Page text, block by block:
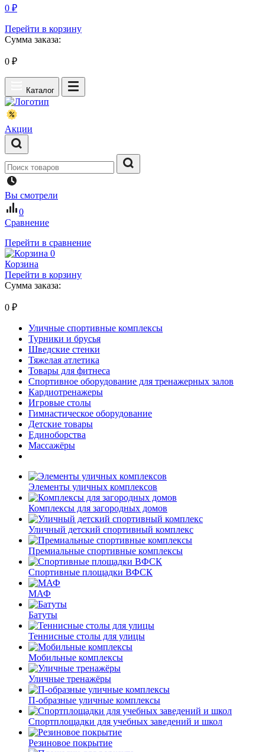
0 ₽
Перейти в корзину
Сумма заказа:
0 ₽
Каталог
Акции
Вы смотрели
0
Сравнение
Перейти в сравнение
0
Корзина
Перейти в корзину
Сумма заказа:
0 ₽
Уличные спортивные комплексы
Турники и брусья
Шведские стенки
Тяжелая атлетика
Товары для фитнеса
Спортивное оборудование для тренажерных залов
Кардиотренажеры
Игровые столы
Гимнастическое оборудование
Детские товары
Единоборства
Массажёры
Элементы уличных комплексов
Комплексы для загородных домов
Уличный детский спортивный комплекс
Премиальные спортивные комплексы
Спортивные площадки ВФСК
МАФ
Батуты
Теннисные столы для улицы
Мобильные комплексы
Уличные тренажёры
П-образные уличные комплексы
Спортплощадки для учебных заведений и школ
Резиновое покрытие